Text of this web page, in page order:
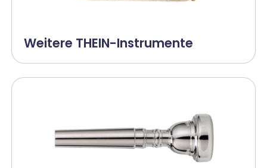
Weitere THEIN-Instrumente